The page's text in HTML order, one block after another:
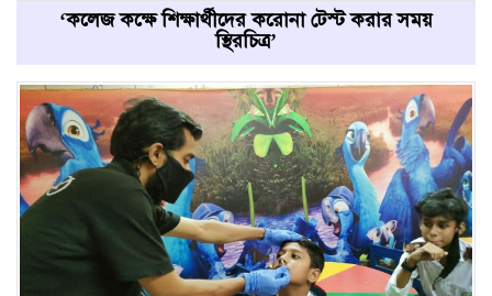
‘কলেজ কক্ষে শিক্ষার্থীদের করোনা টেস্ট করার সময়
স্থিরচিত্র’